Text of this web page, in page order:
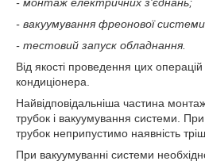
- вакуумування фреонової
- тестовий запуск обладнання.
Від якості проведення цих
кондиціонера.
Найвідповідальніша частина
трубок і вакуумування системи.
трубок неприпустимо наявність
При вакуумуванні системи